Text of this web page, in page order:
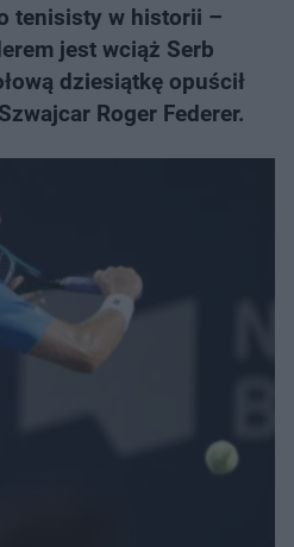
tenisisty w historii –
jest wciąż Serb
dziesiątkę opuścił
Roger Federer.